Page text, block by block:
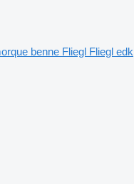
benne Fliegl Fliegl edk